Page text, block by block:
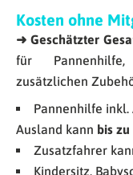
Kosten ohne
➜ Geschätzter
für
zusätzlichen
Pannenhilfe inkl.
Ausland kann bis
Zusatzfahrer
Kindersitz,